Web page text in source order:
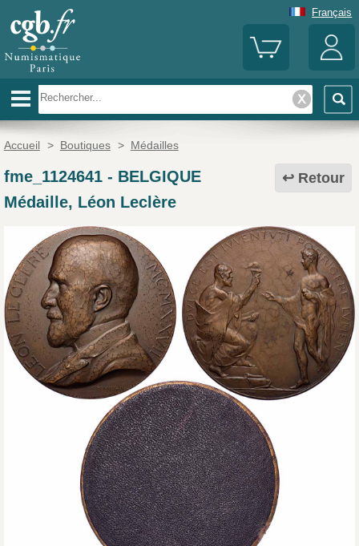
Français
Accueil > Boutiques > Médailles
Retour
fme_1124641- BELGIQUE
Médaille, Léon Leclère